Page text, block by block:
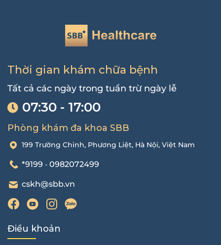
Thời gian khám chữa bệnh
Tất cả các ngày trong tuần trừ ngày lễ
07:30 - 17:00
Phòng khám đa khoa SBB
199 Trường Chinh, Phương Liệt, Hà Nội, Việt Nam
*9199 - 0982072499
cskh@sbb.vn
Điều khoản